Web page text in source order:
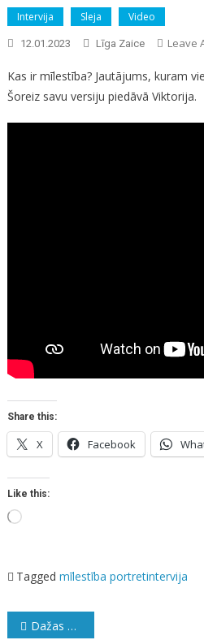
Intervija Sleja Video
12.01.2023 Līga Zaice Leave
Kas ir mīlestība? Jautājums, kuram
Šoreiz savu versiju piedāvā Viktorija.
Share this:
X Facebook
Like this:
Loading…
Tagged mīlestība portretintervija
Ziņu
Dažas pārdomas par gadu mijas raidījumiem televīzijā 2022